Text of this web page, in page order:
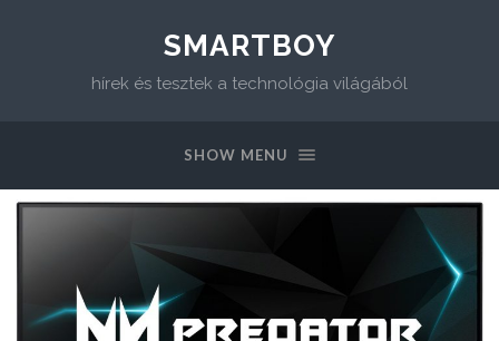
SMARTBOY
hírek és tesztek a technológia világából
SHOW MENU